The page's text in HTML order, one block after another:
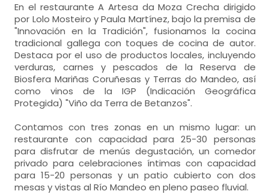
En el restaurante A Artesa da Moza Crecha dirigido
por Lolo Mosteiro y Paula Martínez, bajo la premisa de
"Innovación en la Tradición", fusionamos la cocina
tradicional gallega con toques de cocina de autor.
Destaca por el uso de productos locales, incluyendo
verduras, carnes y pescados de la Reserva de
Biosfera Mariñas Coruñesas y Terras do Mandeo, así
como vinos de la IGP (Indicación Geográfica
Protegida) "Viño da Terra de Betanzos".
Contamos con tres zonas en un mismo lugar: un
restaurante con capacidad para 25-30 personas
para disfrutar de menús degustación, un comedor
privado para celebraciones íntimas con capacidad
para 15-20 personas y un patio cubierto con dos
mesas y vistas al Río Mandeo en pleno paseo fluvial.